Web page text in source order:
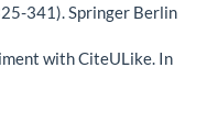
341). Springer Berlin
with CiteULike. In